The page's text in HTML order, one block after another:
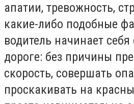
апатии, тревожность,
какие-либо подобные
водитель начинает
дороге: без причины
скорость, совершать
проскакивать на